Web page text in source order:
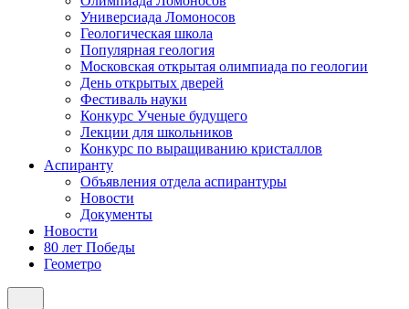
Универсиада Ломоносов
Геологическая школа
Популярная геология
Московская открытая олимпиада по геологии
День открытых дверей
Фестиваль науки
Конкурс Ученые будущего
Лекции для школьников
Конкурс по выращиванию кристаллов
Аспиранту
Объявления отдела аспирантуры
Новости
Документы
Новости
80 лет Победы
Геометро